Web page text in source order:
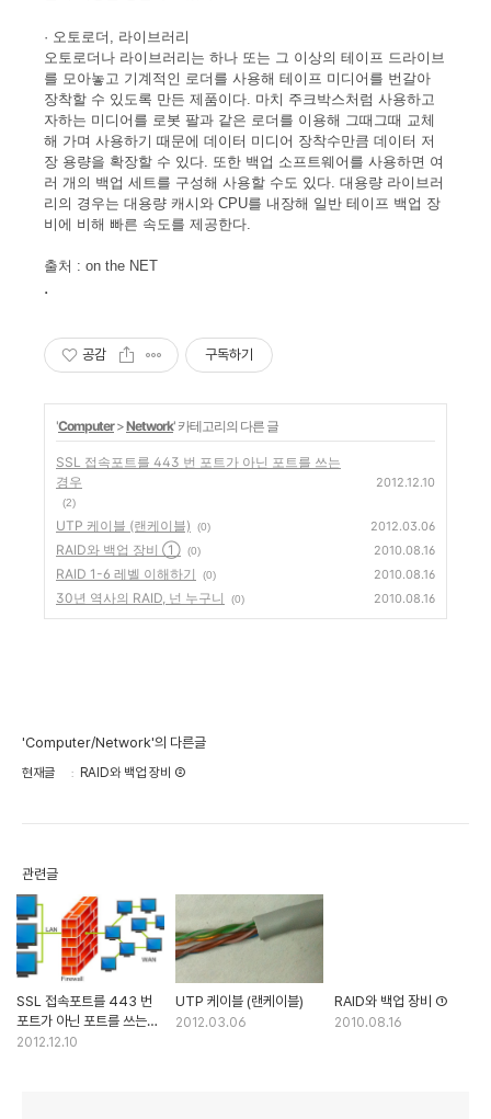
· 오토로더, 라이브러리
오토로더나 라이브러리는 하나 또는 그 이상의 테이프 드라이브
를 모아놓고 기계적인 로더를 사용해 테이프 미디어를 번갈아
장착할 수 있도록 만든 제품이다. 마치 주크박스처럼 사용하고
자하는 미디어를 로봇 팔과 같은 로더를 이용해 그때그때 교체
해 가며 사용하기 때문에 데이터 미디어 장착수만큼 데이터 저
장 용량을 확장할 수 있다. 또한 백업 소프트웨어를 사용하면 여
러 개의 백업 세트를 구성해 사용할 수도 있다. 대용량 라이브러
리의 경우는 대용량 캐시와 CPU를 내장해 일반 테이프 백업 장
비에 비해 빠른 속도를 제공한다.
출처 : on the NET
.
공감 구독하기
'Computer>Network' 카테고리의 다른 글
SSL 접속포트를 443 번 포트가 아닌 포트를 쓰는
경우
(2)
2012.12.10
UTP 케이블 (랜케이블) (0) 2012.03.06
RAID와 백업 장비 ① (0) 2010.08.16
RAID 1-6 레벨 이해하기 (0) 2010.08.16
30년 역사의 RAID, 넌 누구니 (0) 2010.08.16
'Computer/Network'의 다른글
현재글 RAID와 백업 장비 ②
관련글
SSL 접속포트를 443 번
포트가 아닌 포트를 쓰는
경우
2012.12.10
UTP 케이블 (랜케이블)
2012.03.06
RAID와 백업 장비 ①
2010.08.16